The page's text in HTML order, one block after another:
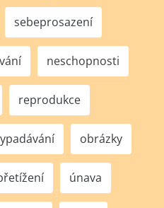
sebeprosazení
neschopnosti
reprodukce
obrázky
únava